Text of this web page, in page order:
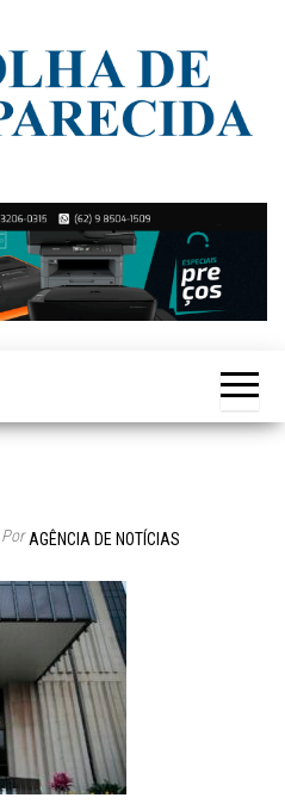
Folha de
Aparecida
Notícias
de
Aparecida
de
Goiânia
Por AGÊNCIA DE NOTÍCIAS